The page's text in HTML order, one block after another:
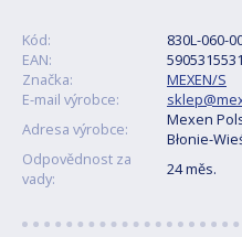
Kód:
830L-060-
EAN:
Značka:
MEXEN/S
E-mail výrobce:
Adresa výrobce:
Mexen
Błonie-
Odpovědnost za
vady:
24 měs.